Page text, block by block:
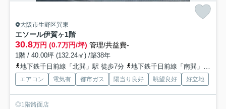
大阪市生野区巽東
エソール伊賀ヶ1階
30.8万円 (0.7万円/坪) 管理/共益費-
1階 / 40.00坪 (132.24㎡) /築38年
地下鉄千日前線「北巽」駅 徒歩7分
地下鉄千日前線「南巽」駅 徒歩8分
エアコン 電気有 都市ガス 陽当り良好 眺望良好 好立地
◎1階路面店